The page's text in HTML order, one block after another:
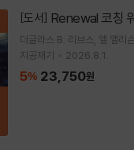
[도서] Renewal 코칭
더글라스 B. 리브스 엘 앨리
지공재기
2026.8.1.
5% 23,750원